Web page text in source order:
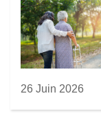
26 Juin 2026